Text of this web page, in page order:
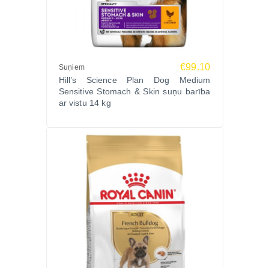
Suņiem €99.10
Hill’s Science Plan Dog Medium
Sensitive Stomach & Skin suņu barība
ar vistu 14 kg